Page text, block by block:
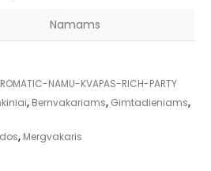
Namams
NAMU-KVAPAS-RICH-PARTY
, Bernvakariams, Gimtadieniams,
, Mergvakaris